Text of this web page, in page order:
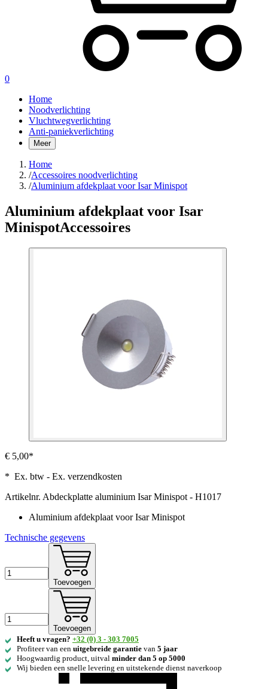
0
Home
Noodverlichting
Vluchtwegverlichting
Anti-paniekverlichting
Meer
Home
/Accessoires noodverlichting
/Aluminium afdekplaat voor Isar Minispot
Aluminium afdekplaat voor Isar
MinispotAccessoires
€ 5,00*
* Ex. btw - Ex. verzendkosten
Artikelnr. Abdeckplatte aluminium Isar Minispot - H1017
Aluminium afdekplaat voor Isar Minispot
Technische gegevens
Toevoegen
Toevoegen
Heeft u vragen? +32 (0) 3 - 303 7005
Profiteer van een uitgebreide garantie van 5 jaar
Hoogwaardig product, uitval minder dan 5 op 5000
Wij bieden een snelle levering en uitstekende dienst naverkoop